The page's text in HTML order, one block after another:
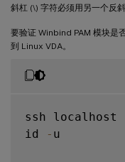
斜杠 (\) 字符必须用另一个反
要验证 Winbind PAM 模块是
到 Linux VDA。
ssh localhost
id
- u